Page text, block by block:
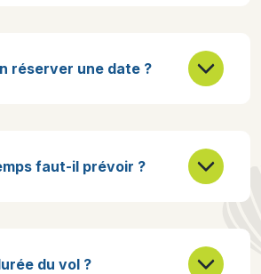
réserver une date ?
faut-il prévoir ?
du vol ?